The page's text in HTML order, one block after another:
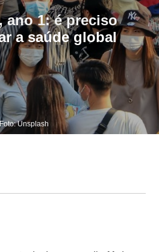
ano 1: é preciso
a saúde global
Foto: Unsplash